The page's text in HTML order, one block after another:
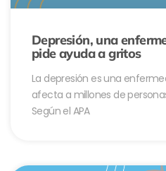
Depresión, una
pide ayuda a gritos
La depresión es una
afecta a millones de
Según el APA